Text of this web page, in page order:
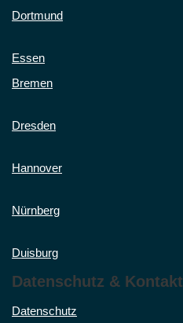
Dortmund
Essen
Bremen
Dresden
Hannover
Nürnberg
Duisburg
Datenschutz & Kontakt
Datenschutz